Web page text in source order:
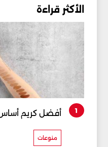
الأكثر قراءة
1 أفضل كريم أساس
منوعات